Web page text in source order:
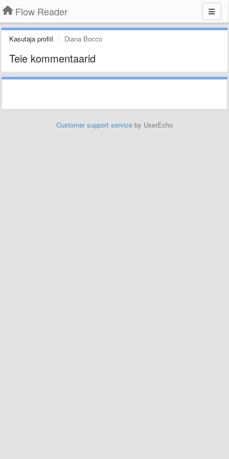
Flow Reader
Kasutaja profiil Diana Bocco
Teie kommentaarid
Customer support service by UserEcho